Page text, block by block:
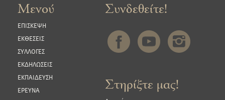
Μενού
ΕΠΙΣΚΕΨΗ
ΕΚΘΕΣΕΙΣ
ΣΥΛΛΟΓΕΣ
ΕΚΔΗΛΩΣΕΙΣ
ΕΚΠΑΙΔΕΥΣΗ
ΕΡΕΥΝΑ
Συνδεθείτε!
Στηρίξτε μας!